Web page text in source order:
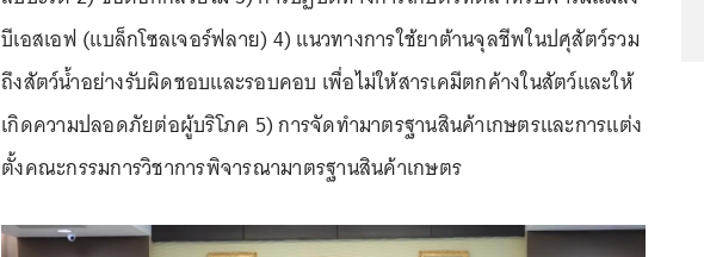
บีเอสเอฟ (แบล็กโซลเจอร์ฟลาย) 4) แนวทางการใช้ยาต้านจุลชีพในปศุสัตว์รวม
ถึงสัตว์น้ำอย่างรับผิดชอบและรอบคอบ เพื่อไม่ให้สารเคมีตกค้างในสัตว์และให้
เกิดความปลอดภัยต่อผู้บริโภค 5) การจัดทำมาตรฐานสินค้าเกษตรและการแต่ง
ตั้งคณะกรรมการวิชาการพิจารณามาตรฐานสินค้าเกษตร